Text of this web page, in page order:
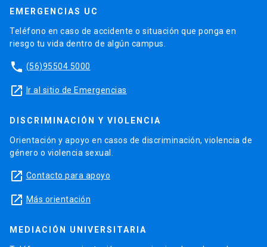
EMERGENCIAS UC
Teléfono en caso de accidente o situación que ponga en
riesgo tu vida dentro de algún campus.
phone (56)95504 5000
launch Ir al sitio de Emergencias
DISCRIMINACIÓN Y VIOLENCIA
Orientación y apoyo en casos de discriminación, violencia de
género o violencia sexual.
launch Contacto para apoyo
launch Más orientación
MEDIACIÓN UNIVERSITARIA